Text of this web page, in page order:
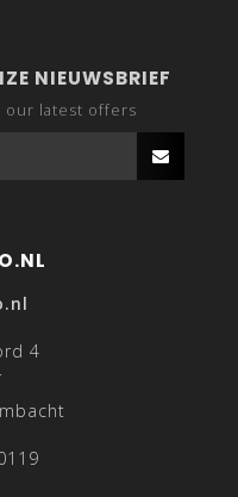
NIEUWSBRIEF
our latest offers
4